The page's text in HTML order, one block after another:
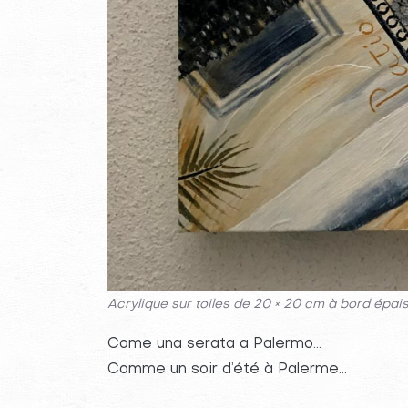
Acrylique sur toiles de 20 × 20 cm à bord
Come una serata a Palermo…
Comme un soir d’été à Palerme…